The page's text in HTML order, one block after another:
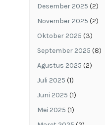
Desember 2025 (2)
November 2025 (2)
Oktober 2025 (3)
September 2025 (8)
Agustus 2025 (2)
Juli 2025 (1)
Juni 2025 (1)
Mei 2025 (1)